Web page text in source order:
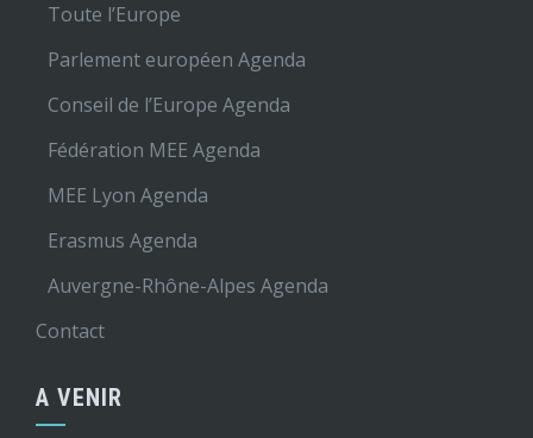
Toute l’Europe
Parlement européen Agenda
Conseil de l’Europe Agenda
Fédération MEE Agenda
MEE Lyon Agenda
Erasmus Agenda
Auvergne-Rhône-Alpes Agenda
Contact
A VENIR